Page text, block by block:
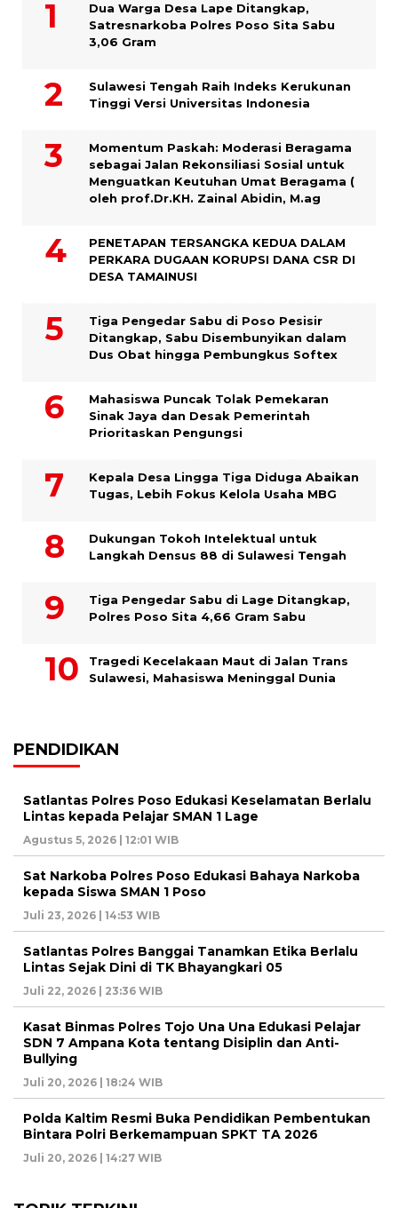
Dua Warga Desa Lape Ditangkap,
Satresnarkoba Polres Poso Sita Sabu
3,06 Gram
Sulawesi Tengah Raih Indeks Kerukunan
Tinggi Versi Universitas Indonesia
Momentum Paskah: Moderasi Beragama
sebagai Jalan Rekonsiliasi Sosial untuk
Menguatkan Keutuhan Umat Beragama (
oleh prof.Dr.KH. Zainal Abidin, M.ag
PENETAPAN TERSANGKA KEDUA DALAM
PERKARA DUGAAN KORUPSI DANA CSR DI
DESA TAMAINUSI
Tiga Pengedar Sabu di Poso Pesisir
Ditangkap, Sabu Disembunyikan dalam
Dus Obat hingga Pembungkus Softex
Mahasiswa Puncak Tolak Pemekaran
Sinak Jaya dan Desak Pemerintah
Prioritaskan Pengungsi
Kepala Desa Lingga Tiga Diduga Abaikan
Tugas, Lebih Fokus Kelola Usaha MBG
Dukungan Tokoh Intelektual untuk
Langkah Densus 88 di Sulawesi Tengah
Tiga Pengedar Sabu di Lage Ditangkap,
Polres Poso Sita 4,66 Gram Sabu
Tragedi Kecelakaan Maut di Jalan Trans
Sulawesi, Mahasiswa Meninggal Dunia
PENDIDIKAN
Satlantas Polres Poso Edukasi Keselamatan Berlalu
Lintas kepada Pelajar SMAN 1 Lage
Agustus 5, 2026 | 12:01 WIB
Sat Narkoba Polres Poso Edukasi Bahaya Narkoba
kepada Siswa SMAN 1 Poso
Juli 23, 2026 | 14:53 WIB
Satlantas Polres Banggai Tanamkan Etika Berlalu
Lintas Sejak Dini di TK Bhayangkari 05
Juli 22, 2026 | 23:36 WIB
Kasat Binmas Polres Tojo Una Una Edukasi Pelajar
SDN 7 Ampana Kota tentang Disiplin dan Anti-
Bullying
Juli 20, 2026 | 18:24 WIB
Polda Kaltim Resmi Buka Pendidikan Pembentukan
Bintara Polri Berkemampuan SPKT TA 2026
Juli 20, 2026 | 14:27 WIB